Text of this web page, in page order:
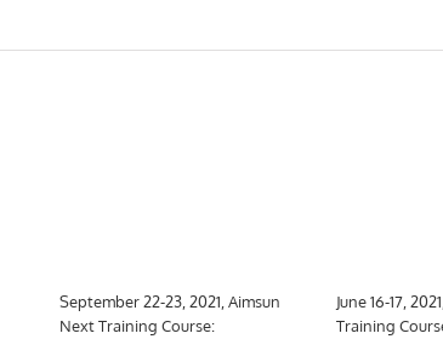
September 22-23, 2021, Aimsun
Next Training Course:
June 16-17,
Training